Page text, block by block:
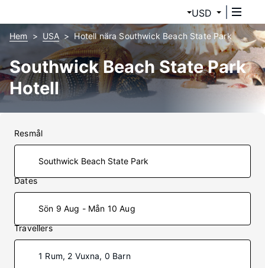
USD
Hem USA Hotell nära Southwick Beach State Park
Southwick Beach State Park
Hotell
Resmål
Dates
Sön 9 Aug - Mån 10 Aug
Travellers
1 Rum, 2 Vuxna, 0 Barn